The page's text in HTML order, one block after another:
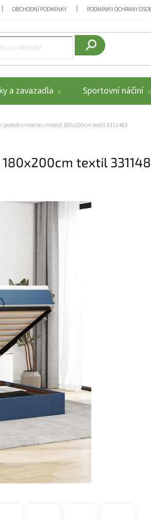
OBCHODNÍ PODMÍNKY PODMÍNKY OCHRANY
a zavazadla Sportovní náčiní
postele s matrací modrá 180x200cm textil 3311483
textil